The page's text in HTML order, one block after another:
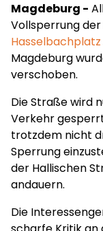
Magdeburg -
Vollsperrung
Hasselbachplatz
Magdeburg
verschoben.
Die Straße wird
Verkehr
trotzdem nicht
Sperrung
der Hallischen
andauern.
Die